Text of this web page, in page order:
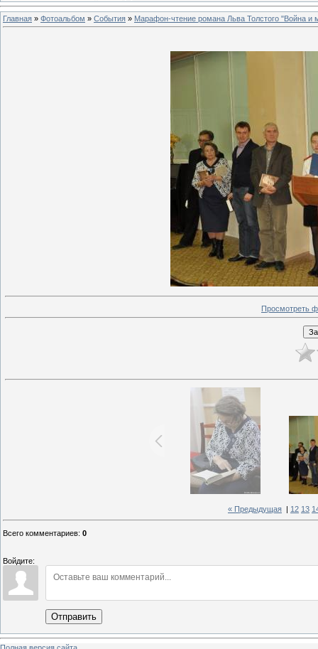
Главная » Фотоальбом » События » Марафон-чтение романа Льва Толстого "Война и
Просмотреть
« Предыдущая 12 13
Всего комментариев: 0
Войдите:
Отправить
Полная версия сайта